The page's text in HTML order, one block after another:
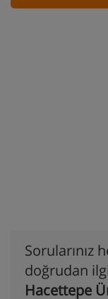
Sorularınız
doğrudan
Hacettepe